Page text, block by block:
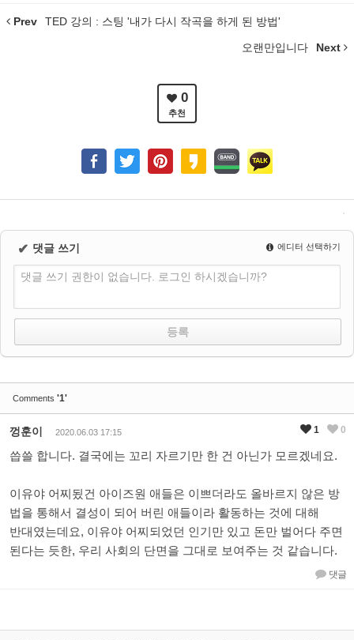
Prev TED 강의 : 스팅 '내가 다시 작곡을 하게 된 방법'
오랜만입니다 Next
0
추천
✔ 댓글 쓰기 에디터 선택하기
댓글 쓰기 권한이 없습니다. 로그인 하시겠습니까?
Comments '1'
껑훈이 2020.06.03 17:15
씁쓸 합니다. 결국에는 꼬리 자르기만 한 건 아닌가 모르겠네요.
이유야 어찌됬건 아이즈원 애들은 이쁘더라도 올바르지 않은 방
법을 통해서 결성이 되어 버린 애들이라 활동하는 것에 대해
반대였는데요, 이유야 어찌되었던 인기만 있고 돈만 벌어다 주면
된다는 듯한, 우리 사회의 단면을 그대로 보여주는 것 같습니다.
댓글
1 0